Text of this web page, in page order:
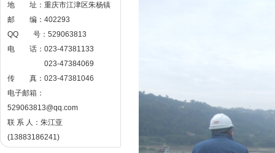
地 址：重庆市江津区朱杨镇
邮 编：402293
QQ 号：529063813
电 话：023-47381133
023-47384069
传 真：023-47381046
电子邮箱：
529063813@qq.com
联 系 人：朱江亚
(13883186241)